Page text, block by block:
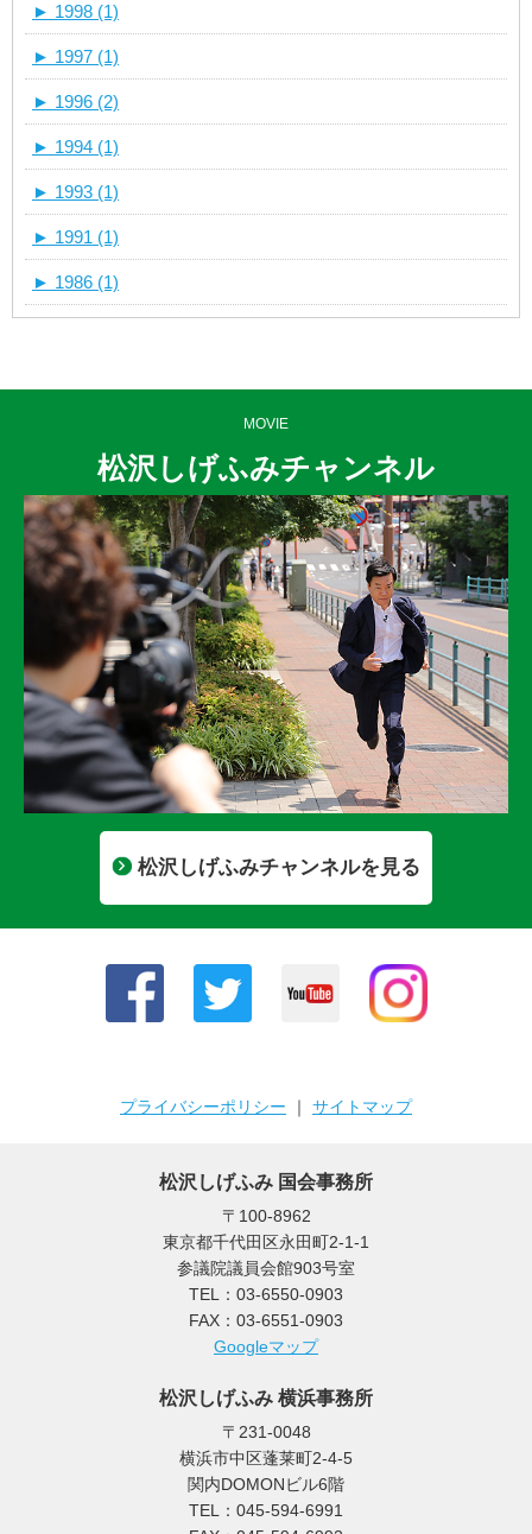
► 1998 (1)
► 1997 (1)
► 1996 (2)
► 1994 (1)
► 1993 (1)
► 1991 (1)
► 1986 (1)
MOVIE
松沢しげふみチャンネル
松沢しげふみチャンネルを見る
プライバシーポリシー ｜ サイトマップ
松沢しげふみ 国会事務所
〒100-8962
東京都千代田区永田町2-1-1
参議院議員会館903号室
TEL：03-6550-0903
FAX：03-6551-0903
Googleマップ
松沢しげふみ 横浜事務所
〒231-0048
横浜市中区蓬莱町2-4-5
関内DOMONビル6階
TEL：045-594-6991